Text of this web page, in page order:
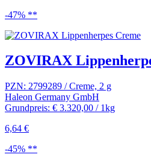
-47% **
ZOVIRAX
PZN: 2799289 / Creme, 2 g
Haleon Germany GmbH
Grundpreis: € 3.320,00 / 1kg
6,64 €
-45% **